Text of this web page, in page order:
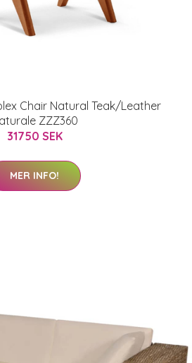
Chair Natural Teak/Leather
ZZZ360
31750 SEK
MER INFO!